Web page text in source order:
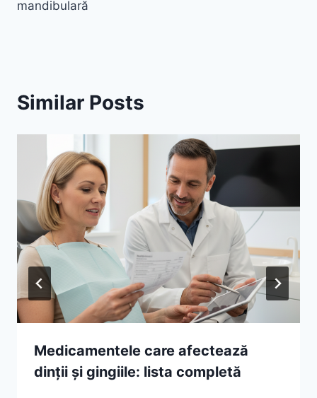
mandibulară
Similar Posts
Medicamentele care afectează
dinții și gingiile: lista completă